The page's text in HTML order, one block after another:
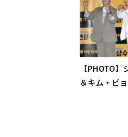
【PHOTO
＆キム・ビ